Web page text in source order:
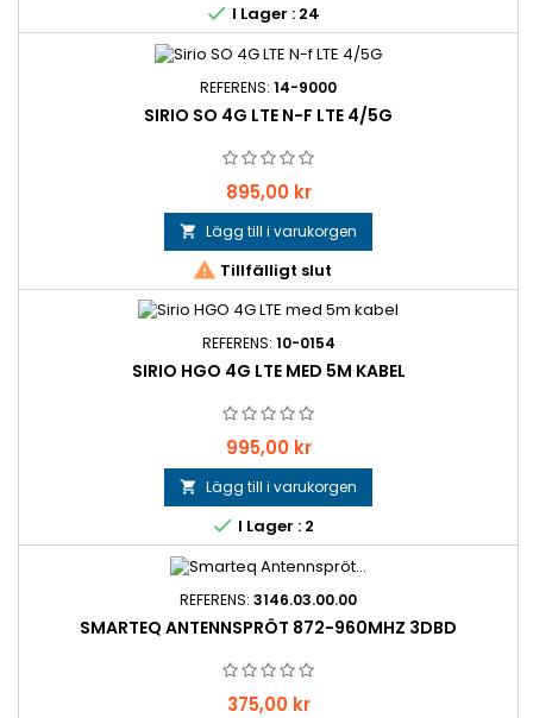
 I Lager : 24
REFERENS: 14-9000
SIRIO SO 4G LTE N-F LTE 4/5G
Pris
895,00 kr
 Lägg till i varukorgen
 Tillfälligt slut
REFERENS: 10-0154
SIRIO HGO 4G LTE MED 5M KABEL
Pris
995,00 kr
 Lägg till i varukorgen
 I Lager : 2
REFERENS: 3146.03.00.00
SMARTEQ ANTENNSPRÖT 872-960MHZ 3DBD
Pris
375,00 kr